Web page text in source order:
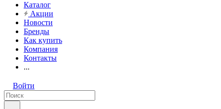
Каталог
Акции
Новости
Бренды
Как купить
Компания
Контакты
...
Войти